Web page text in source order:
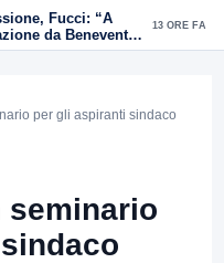
Fucci: “A
da Benevento
13 ORE FA
per gli aspiranti sindaco
seminario